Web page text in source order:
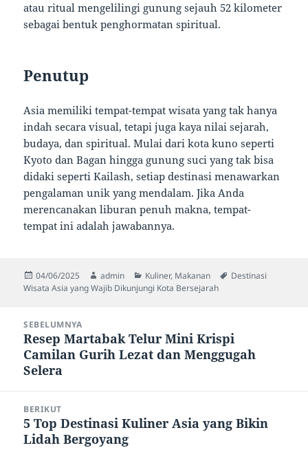
atau ritual mengelilingi gunung sejauh 52 kilometer
sebagai bentuk penghormatan spiritual.
Penutup
Asia memiliki tempat-tempat wisata yang tak hanya
indah secara visual, tetapi juga kaya nilai sejarah,
budaya, dan spiritual. Mulai dari kota kuno seperti
Kyoto dan Bagan hingga gunung suci yang tak bisa
didaki seperti Kailash, setiap destinasi menawarkan
pengalaman unik yang mendalam. Jika Anda
merencanakan liburan penuh makna, tempat-
tempat ini adalah jawabannya.
Diposkan
pada
04/06/2025 Penulis
admin Kategori
Kuliner, Makanan Tag
Destinasi
Wisata Asia yang Wajib Dikunjungi Kota Bersejarah
SEBELUMNYA
Pos
sebelumnya:
Resep Martabak Telur Mini Krispi
Camilan Gurih Lezat dan Menggugah
Selera
BERIKUT
Pos
berikutnya:
5 Top Destinasi Kuliner Asia yang Bikin
Lidah Bergoyang